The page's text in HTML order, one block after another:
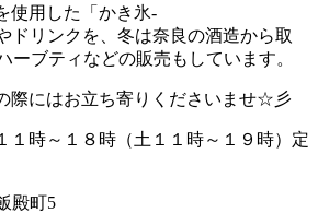
使用した「かき氷‐
ドリンクを、冬は奈良の酒造から取
ーブティなどの販売もしています。
際にはお立ち寄りくださいませ☆彡
時～１８時（土１１時～１９時）定
殿町5